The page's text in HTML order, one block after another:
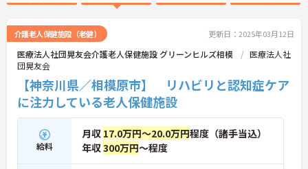
介護老人保健施設（老健） 更新日：2025年03月12日
医療法人社団晃友会介護老人保健施設 グリーンヒルズ相模
医療法人社
団晃友会
【神奈川県／相模原市】 リハビリと認知症ケア
に注力している老人保健施設
給料
月収 17.0万円～20.0万円程度（諸手当込）
年収300万円～程度